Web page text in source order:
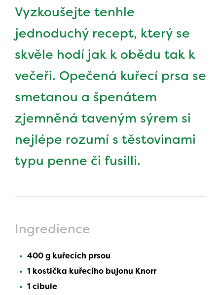
Vyzkoušejte tenhle
jednoduchý recept, který se
skvěle hodí jak k obědu tak k
večeři. Opečená kuřecí prsa se
smetanou a špenátem
zjemněná taveným sýrem si
nejlépe rozumí s těstovinami
typu penne či fusilli.
Ingredience
400 g kuřecích prsou
1 kostička kuřecího bujonu Knorr
1 cibule